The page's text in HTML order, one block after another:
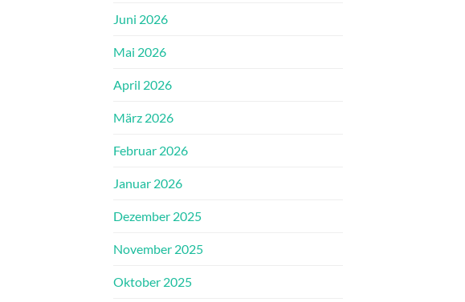
Juni 2026
Mai 2026
April 2026
März 2026
Februar 2026
Januar 2026
Dezember 2025
November 2025
Oktober 2025